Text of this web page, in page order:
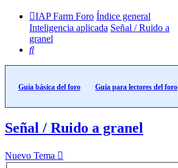
IAP Farm Foro Índice general
Inteligencia aplicada Señal / Ruido a
granel
Buscar
Guía básica del foro Guía para lectores del foro
Señal / Ruido a granel
Nuevo Tema